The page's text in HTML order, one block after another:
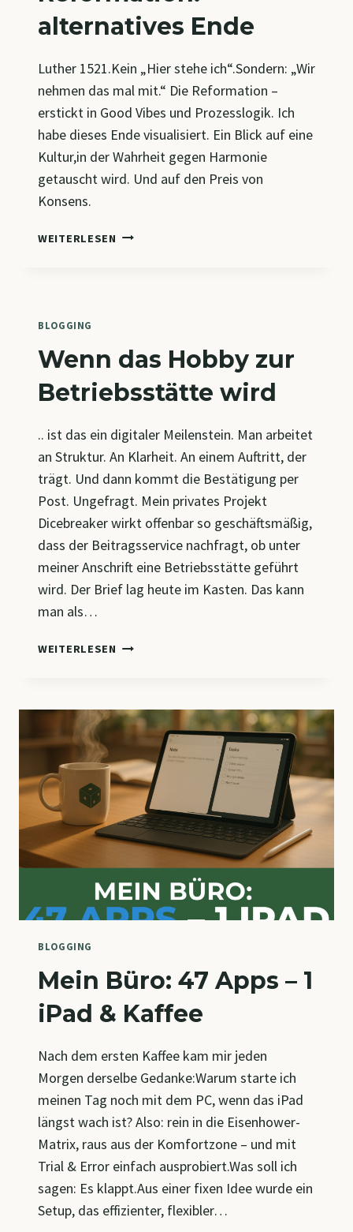
alternatives Ende
Luther 1521.Kein „Hier stehe ich“.Sondern: „Wir
nehmen das mal mit.“ Die Reformation –
erstickt in Good Vibes und Prozesslogik. Ich
habe dieses Ende visualisiert. Ein Blick auf eine
Kultur,in der Wahrheit gegen Harmonie
getauscht wird. Und auf den Preis von
Konsens.
WEITERLESEN REFORMATION:
BLOGGING
Wenn das Hobby zur
Betriebsstätte wird
.. ist das ein digitaler Meilenstein. Man arbeitet
an Struktur. An Klarheit. An einem Auftritt, der
trägt. Und dann kommt die Bestätigung per
Post. Ungefragt. Mein privates Projekt
Dicebreaker wirkt offenbar so geschäftsmäßig,
dass der Beitragsservice nachfragt, ob unter
meiner Anschrift eine Betriebsstätte geführt
wird. Der Brief lag heute im Kasten. Das kann
man als…
WEITERLESEN WENN
BETRIEBSSTÄTTE
WIRD
BLOGGING
Mein Büro: 47 Apps – 1
iPad & Kaffee
Nach dem ersten Kaffee kam mir jeden
Morgen derselbe Gedanke:Warum starte ich
meinen Tag noch mit dem PC, wenn das iPad
längst wach ist? Also: rein in die Eisenhower-
Matrix, raus aus der Komfortzone – und mit
Trial & Error einfach ausprobiert.Was soll ich
sagen: Es klappt.Aus einer fixen Idee wurde ein
Setup, das effizienter, flexibler…